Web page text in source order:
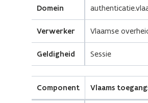
Domein
Verwerker Vlaamse
Geldigheid Sessie
Component Vlaams